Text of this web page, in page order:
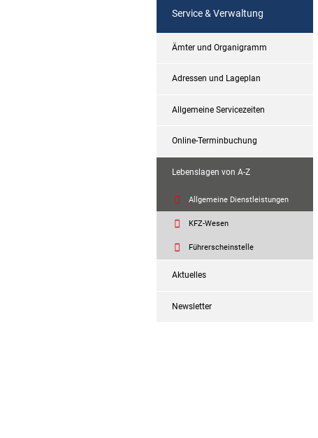
Service & Verwaltung
Ämter und Organigramm
Adressen und Lageplan
Allgemeine Servicezeiten
Online-Terminbuchung
Lebenslagen von A-Z
Allgemeine Dienstleistungen
KFZ-Wesen
Führerscheinstelle
Aktuelles
Newsletter